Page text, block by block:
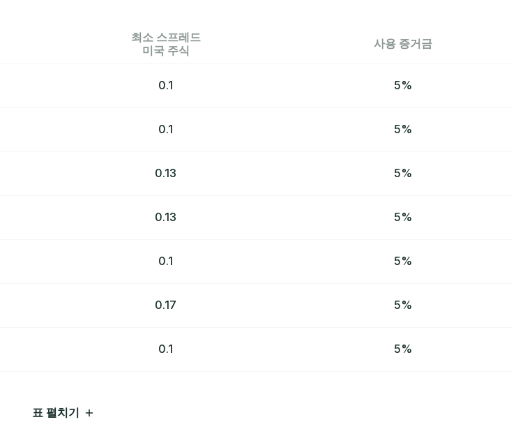
최소 스프레드
미국 주식
사용 증거금
0.1 5%
0.1 5%
0.13 5%
0.13 5%
0.1 5%
0.17 5%
0.1 5%
표 펼치기